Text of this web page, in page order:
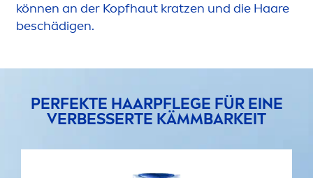
können an der Kopfhaut kratzen und die Haare
beschädigen.
PERFEKTE HAARPFLEGE FÜR EINE
VERBESSERTE KÄMMBARKEIT